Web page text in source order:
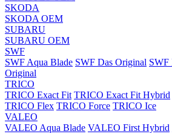
SKODA
SKODA OEM
SUBARU
SUBARU OEM
SWF
SWF Aqua Blade SWF Das Original SWF
Original
TRICO
TRICO Exact Fit TRICO Exact Fit Hybrid
TRICO Flex TRICO Force TRICO Ice
VALEO
VALEO Aqua Blade VALEO First Hybrid